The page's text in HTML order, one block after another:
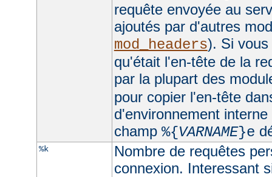
requête envoyée au
ajoutés par d'autres
mod_headers). Si
qu'était l'en-tête de la
par la plupart des
pour copier l'en-tête
d'environnement
champ %{VARNAME}e
%k
Nombre de requêtes
connexion. Interessant